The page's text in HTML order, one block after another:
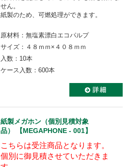
せん。
紙製のため、可燃処理ができます。
原材料：無塩素漂白エコパルプ
サイズ：４８ｍｍ×４０８ｍｍ
入数：10本
ケース入数：600本
紙製メガホン（個別見積対象
品） 【MEGAPHONE - 001】
こちらは受注商品となります。
個別に御見積させていただきま